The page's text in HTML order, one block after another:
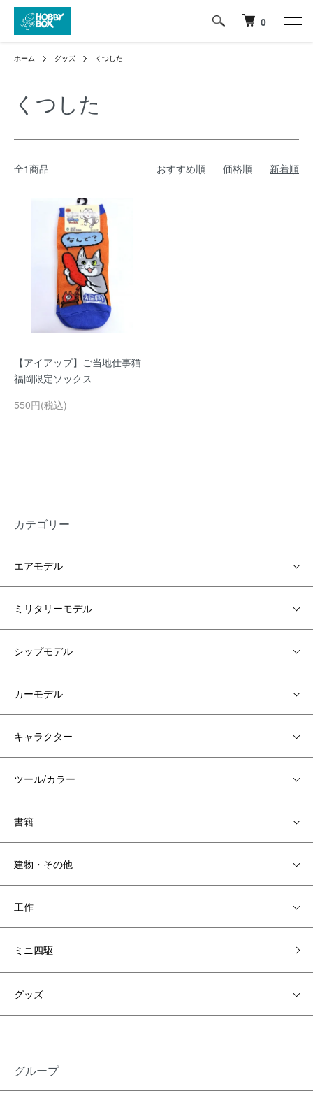
0
ホーム グッズ くつした
くつした
全1商品 おすすめ順 価格順 新着順
【アイアップ】ご当地仕事猫
福岡限定ソックス
550円(税込)
カテゴリー
エアモデル
ミリタリーモデル
シップモデル
カーモデル
キャラクター
ツール/カラー
書籍
建物・その他
工作
ミニ四駆
グッズ
グループ